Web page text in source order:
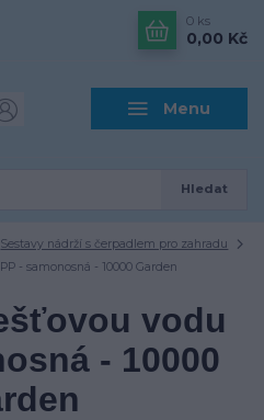
Menu
Hledat
0 ks
0,00 Kč
Sestavy nádrží s čerpadlem pro zahradu
- samonosná - 10000 Garden
vodu
- 10000